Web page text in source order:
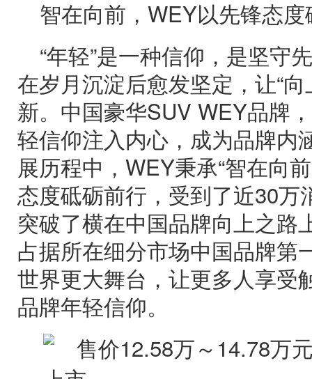
智在向前，WEY以先锋态
“年轻”是一种信仰，是坚守
在岁月沉淀后愈发坚定，让“
新。中国豪华SUV WEY品牌
轻信仰注入内心，成为品牌内
展历程中，WEY秉承“智在向
态度砥砺前行，受到了近30万
突破了横在中国品牌向上之路
占据所在细分市场中国品牌第
世界更大舞台，让更多人享受
品牌年轻信仰。